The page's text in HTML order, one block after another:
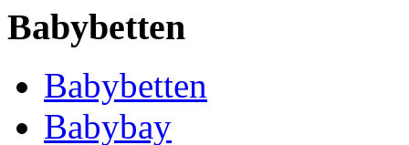
Babybetten
Babybetten
Babybay